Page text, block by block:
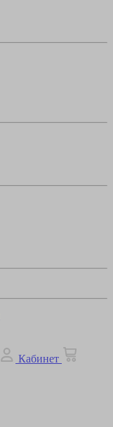
Кабинет